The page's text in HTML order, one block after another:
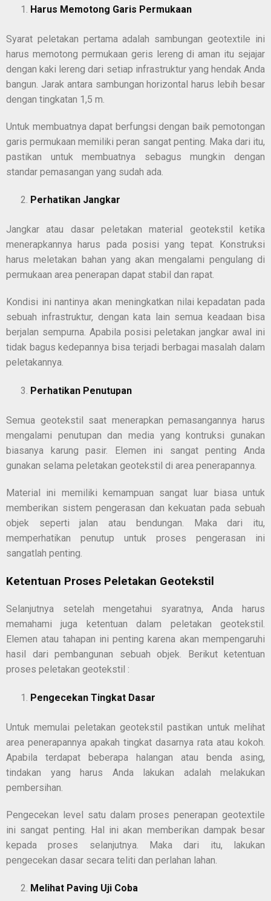
Harus Memotong Garis Permukaan
Syarat peletakan pertama adalah sambungan geotextile ini
harus memotong permukaan geris lereng di aman itu sejajar
dengan kaki lereng dari setiap infrastruktur yang hendak Anda
bangun. Jarak antara sambungan horizontal harus lebih besar
dengan tingkatan 1,5 m.
Untuk membuatnya dapat berfungsi dengan baik pemotongan
garis permukaan memiliki peran sangat penting. Maka dari itu,
pastikan untuk membuatnya sebagus mungkin dengan
standar pemasangan yang sudah ada.
Perhatikan Jangkar
Jangkar atau dasar peletakan material geotekstil ketika
menerapkannya harus pada posisi yang tepat. Konstruksi
harus meletakan bahan yang akan mengalami pengulang di
permukaan area penerapan dapat stabil dan rapat.
Kondisi ini nantinya akan meningkatkan nilai kepadatan pada
sebuah infrastruktur, dengan kata lain semua keadaan bisa
berjalan sempurna. Apabila posisi peletakan jangkar awal ini
tidak bagus kedepannya bisa terjadi berbagai masalah dalam
peletakannya.
Perhatikan Penutupan
Semua geotekstil saat menerapkan pemasangannya harus
mengalami penutupan dan media yang kontruksi gunakan
biasanya karung pasir. Elemen ini sangat penting Anda
gunakan selama peletakan geotekstil di area penerapannya.
Material ini memiliki kemampuan sangat luar biasa untuk
memberikan sistem pengerasan dan kekuatan pada sebuah
objek seperti jalan atau bendungan. Maka dari itu,
memperhatikan penutup untuk proses pengerasan ini
sangatlah penting.
Ketentuan Proses Peletakan Geotekstil
Selanjutnya setelah mengetahui syaratnya, Anda harus
memahami juga ketentuan dalam peletakan geotekstil.
Elemen atau tahapan ini penting karena akan mempengaruhi
hasil dari pembangunan sebuah objek. Berikut ketentuan
proses peletakan geotekstil :
Pengecekan Tingkat Dasar
Untuk memulai peletakan geotekstil pastikan untuk melihat
area penerapannya apakah tingkat dasarnya rata atau kokoh.
Apabila terdapat beberapa halangan atau benda asing,
tindakan yang harus Anda lakukan adalah melakukan
pembersihan.
Pengecekan level satu dalam proses penerapan geotextile
ini sangat penting. Hal ini akan memberikan dampak besar
kepada proses selanjutnya. Maka dari itu, lakukan
pengecekan dasar secara teliti dan perlahan lahan.
Melihat Paving Uji Coba